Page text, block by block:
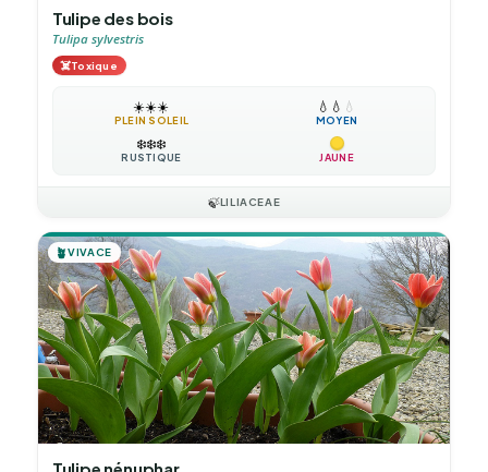
Tulipe des bois
Tulipa sylvestris
☠️Toxique
☀️☀️☀️
PLEIN SOLEIL
💧 💧 💧
MOYEN
❄️❄️❄️
RUSTIQUE JAUNE
🍃LILIACEAE
🪴VIVACE